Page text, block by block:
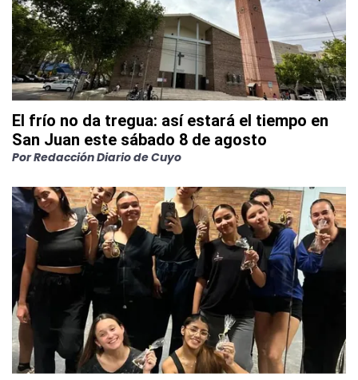
El frío no da tregua: así estará el tiempo en
San Juan este sábado 8 de agosto
PorRedacción Diario de Cuyo